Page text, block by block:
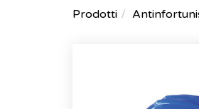
Prodotti